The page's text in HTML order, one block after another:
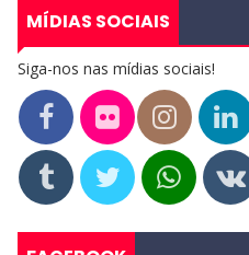
MÍDIAS SOCIAIS
Siga-nos nas mídias sociais!